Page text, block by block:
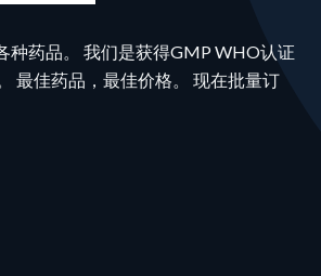
种药品。 我们是获得GMP WHO认证
最佳药品，最佳价格。 现在批量订